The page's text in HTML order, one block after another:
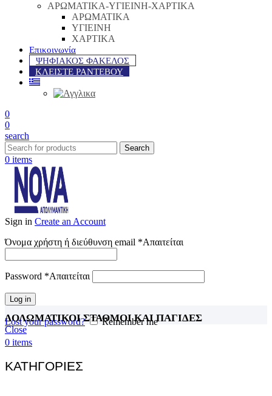
ΑΡΩΜΑΤΙΚΑ-ΥΓΙΕΙΝΗ-ΧΑΡΤΙΚΑ
ΑΡΩΜΑΤΙΚΑ
ΥΓΙΕΙΝΗ
ΧΑΡΤΙΚΑ
Επικοινωνία
ΨΗΦΙΑΚΟΣ ΦΑΚΕΛΟΣ
ΚΛΕΙΣΤΕ ΡΑΝΤΕΒΟΥ
0
0
search
Search
0 items
Sign in Create an Account
Όνομα χρήστη ή διεύθυνση email *Απαιτείται
Password *Απαιτείται
Log in
Lost your password?
Remember me
0 items
ΔΟΛΩΜΑΤΙΚΟΙ ΣΤΑΘΜΟΙ ΚΑΙ ΠΑΓΙΔΕΣ
Close
ΚΑΤΗΓΟΡΙΕΣ